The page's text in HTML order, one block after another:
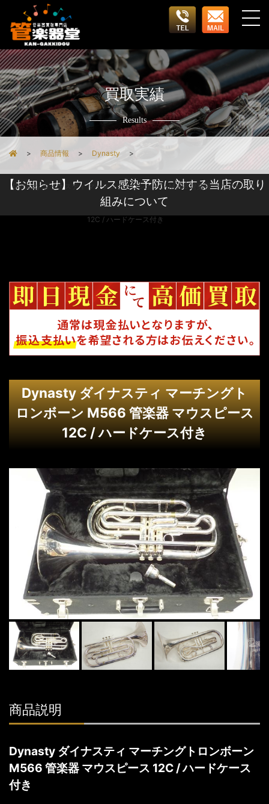
商品情報 Dynasty
Dynasty ダイナスティ マーチングトロンボーン M566 管楽器 マウスピース
12C / ハードケース付き
買取実績
Results
【お知らせ】ウイルス感染予防に対する当店の取り
組みについて
Dynasty ダイナスティ マーチングト
ロンボーン M566 管楽器 マウスピース
12C / ハードケース付き
商品説明
Dynasty ダイナスティ マーチングトロンボーン
M566 管楽器 マウスピース 12C / ハードケース
付き